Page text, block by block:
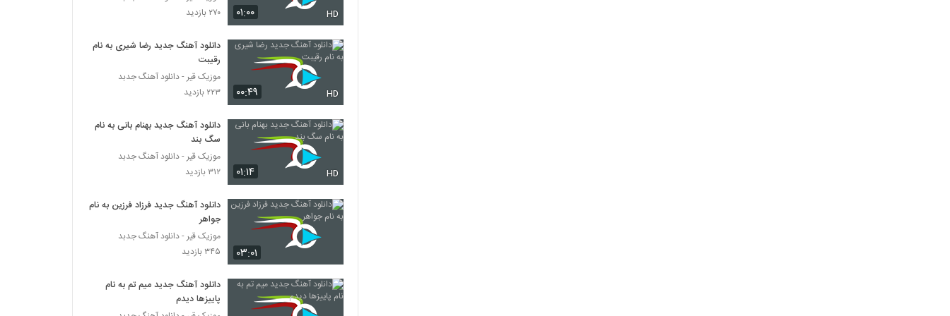
احمد ابری آهنگ دروغ گفتی
۳۱۶ بازدید
Norouzi Marham)
۳۲۰ بازدید
دانلود آهنگ جدید و زیبای پویان مختاری با نام
بده چپ بده راست 2
۱,۴۵۳ بازدید
دانلود آهنگ پویان مختاری بده چپ بده راست
(Pooyan Mokhtari Bede Chap Bede
Rast)
۲,۸۳۴ بازدید
دانلود آهنگ بد عادت (به همراه نیما) از علی
پیشتاز
۳۷۷ بازدید
موزیک زیبای دلبرانه از آرمان امینی فر
۲۹۵ بازدید
۰۱:۰۰ HD
۲۷۰ بازدید
۰۰:۴۹ HD
دانلود آهنگ جدید رضا شیری به نام
رقیبت
موزیک قیر - دانلود آهنگ جدبد
۲۲۳ بازدید
۰۱:۱۴ HD
دانلود آهنگ جدید بهنام بانی به نام
سگ بند
موزیک قیر - دانلود آهنگ جدبد
۳۱۲ بازدید
۰۳:۰۱
دانلود آهنگ جدید فرزاد فرزین به نام
جواهر
موزیک قیر - دانلود آهنگ جدبد
۳۴۵ بازدید
دانلود آهنگ جدید میم تم به نام
پاییزها دیدم